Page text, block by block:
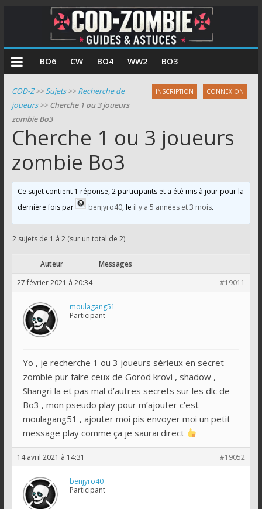
COD
Zombie
Guides
et
astuces
le
mode
zombie
de
Call
of
BO6 CW BO4 WW2 BO3
INSCRIPTION CONNEXION
COD-Z>>Sujets>>Recherche de
joueurs>>Cherche 1 ou 3 joueurs
zombie Bo3
Cherche 1 ou 3 joueurs
zombie Bo3
Ce sujet contient 1 réponse, 2 participants et a été mis à jour pour la
dernière fois par
benjyro40, le il y a 5 années et 3 mois.
2 sujets de 1 à 2 (sur un total de 2)
Auteur
Messages
27 février 2021 à 20:34
#19011
moulagang51
Participant
Yo , je recherche 1 ou 3 joueurs sérieux en secret
zombie pur faire ceux de Gorod krovi , shadow ,
Shangri la et pas mal d’autres secrets sur les dlc de
Bo3 , mon pseudo play pour m’ajouter c’est
moulagang51 , ajouter moi pis envoyer moi un petit
message play comme ça je saurai direct
14 avril 2021 à 14:31 #19052
benjyro40
Participant